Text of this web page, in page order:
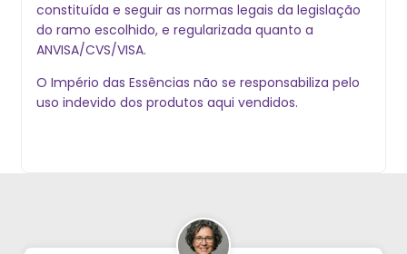
constituída e seguir as normas legais da legislação
do ramo escolhido, e regularizada quanto a
ANVISA/CVS/VISA.
O Império das Essências não se responsabiliza pelo
uso indevido dos produtos aqui vendidos.